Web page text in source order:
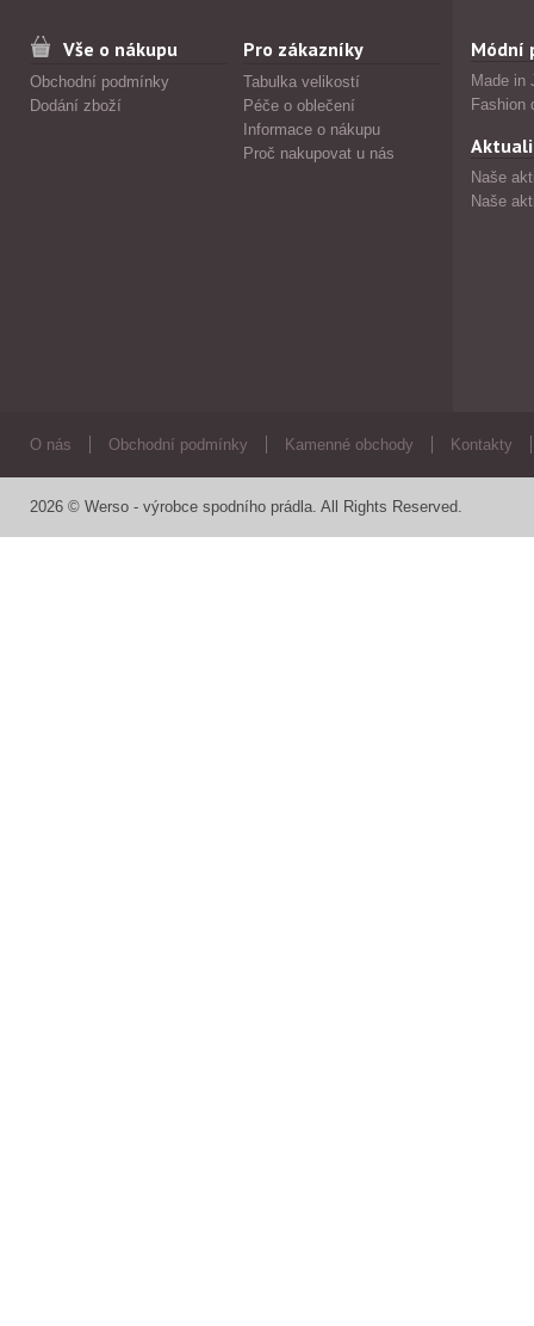
Vše o nákupu
Obchodní podmínky
Dodání zboží
Pro zákazníky
Tabulka velikostí
Péče o oblečení
Informace o nákupu
Proč nakupovat u nás
Módní
Made in
Fashion
Naše
Naše
O nás Obchodní podmínky Kamenné obchody Kontakty
2026 © Werso - výrobce spodního prádla. All Rights Reserved.